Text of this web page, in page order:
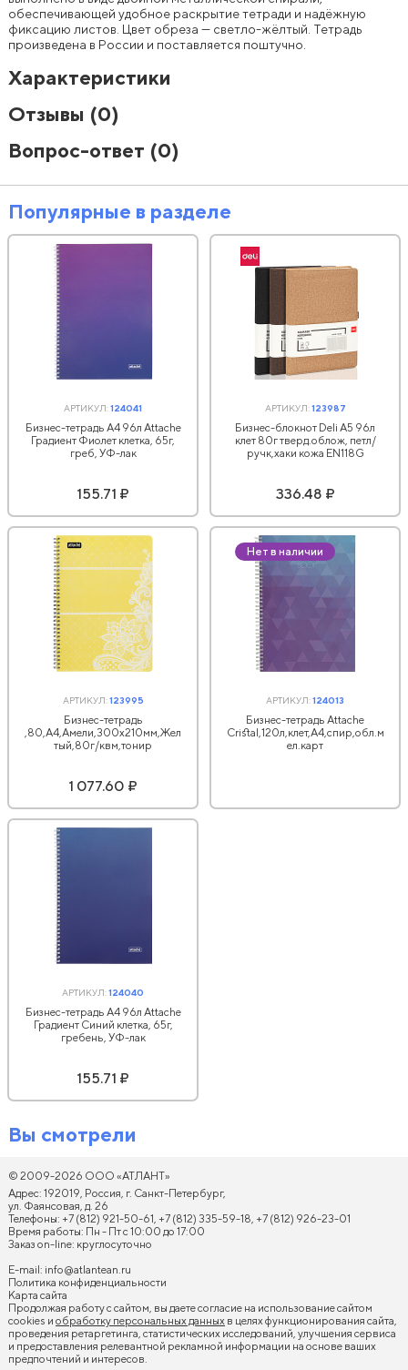
обеспечивающей удобное раскрытие тетради и надёжную
фиксацию листов. Цвет обреза — светло-жёлтый. Тетрадь
произведена в России и поставляется поштучно.
Характеристики
Отзывы (0)
Вопрос-ответ (0)
Популярные в разделе
АРТИКУЛ:124041
Бизнес-тетрадь А4 96л Attache
Градиент Фиолет клетка, 65г,
греб, УФ-лак
155.71 ₽
АРТИКУЛ:123987
Бизнес-блокнот Deli А5 96л
клет 80г тверд.облож, петл/
ручк,хаки кожа EN118G
336.48 ₽
АРТИКУЛ:123995
Бизнес-тетрадь
,80,А4,Амели,300х210мм,Жел
тый,80г/квм,тонир
1 077.60 ₽
Нет в наличии
АРТИКУЛ:124013
Бизнес-тетрадь Attache
Cristal,120л,клет,А4,спир,обл.м
ел.карт
АРТИКУЛ:124040
Бизнес-тетрадь А4 96л Attache
Градиент Синий клетка, 65г,
гребень, УФ-лак
155.71 ₽
Вы смотрели
© 2009-2026 ООО «АТЛАНТ»
Адрес: 192019, Россия, г. Санкт-Петербург,
ул. Фаянсовая, д. 26
Телефоны: +7 (812) 921-50-61, +7 (812) 335-59-18, +7 (812) 926-23-01
Время работы: Пн - Пт с 10:00 до 17:00
Заказ on-line: круглосуточно
E-mail: info@atlantean.ru
Политика конфиденциальности
Карта сайта
Продолжая работу с сайтом, вы даете согласие на использование сайтом
cookies и обработку персональных данных в целях функционирования сайта,
проведения ретаргетинга, статистических исследований, улучшения сервиса
и предоставления релевантной рекламной информации на основе ваших
предпочтений и интересов.